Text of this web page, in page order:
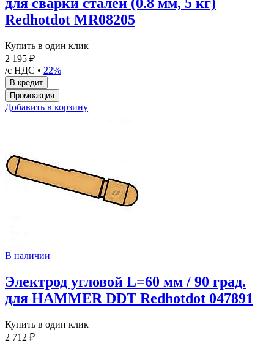
для сварки сталей (0.8 мм, 5 кг)
Redhotdot MR08205
Купить в один клик
2 195 ₽
/с НДС • 22%
Добавить в корзину
В наличии
Электрод угловой L=60 мм / 90 град.
для HAMMER DDT Redhotdot 047891
Купить в один клик
2 712 ₽